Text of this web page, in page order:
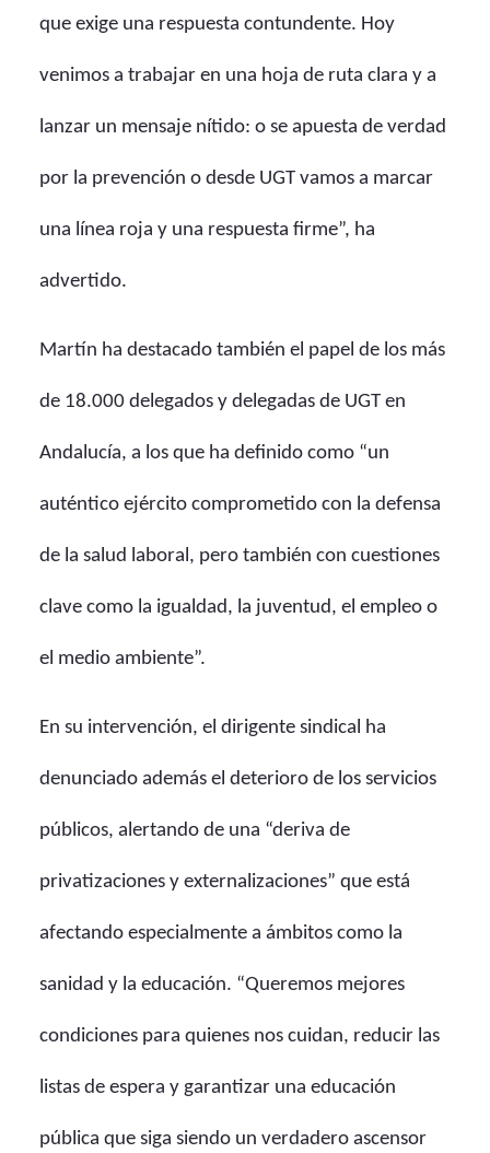
que exige una respuesta contundente. Hoy
venimos a trabajar en una hoja de ruta clara y a
lanzar un mensaje nítido: o se apuesta de verdad
por la prevención o desde UGT vamos a marcar
una línea roja y una respuesta firme”, ha
advertido.
Martín ha destacado también el papel de los más
de 18.000 delegados y delegadas de UGT en
Andalucía, a los que ha definido como “un
auténtico ejército comprometido con la defensa
de la salud laboral, pero también con cuestiones
clave como la igualdad, la juventud, el empleo o
el medio ambiente”.
En su intervención, el dirigente sindical ha
denunciado además el deterioro de los servicios
públicos, alertando de una “deriva de
privatizaciones y externalizaciones” que está
afectando especialmente a ámbitos como la
sanidad y la educación. “Queremos mejores
condiciones para quienes nos cuidan, reducir las
listas de espera y garantizar una educación
pública que siga siendo un verdadero ascensor